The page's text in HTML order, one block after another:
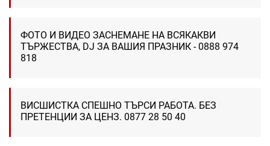
ФОТО И ВИДЕО ЗАСНЕМАНЕ НА ВСЯКАКВИ
ТЪРЖЕСТВА, DJ ЗА ВАШИЯ ПРАЗНИК - 0888 974
818
ВИСШИСТКА СПЕШНО ТЪРСИ РАБОТА. БЕЗ
ПРЕТЕНЦИИ ЗА ЦЕНЗ. 0877 28 50 40